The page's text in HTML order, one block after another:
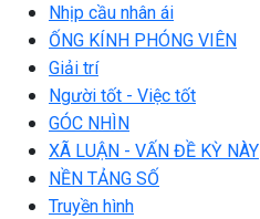
Nhịp cầu nhân ái
ỐNG KÍNH PHÓNG VIÊN
Giải trí
Người tốt - Việc tốt
GÓC NHÌN
XÃ LUẬN - VẤN ĐỀ KỲ NÀY
NỀN TẢNG SỐ
Truyền hình